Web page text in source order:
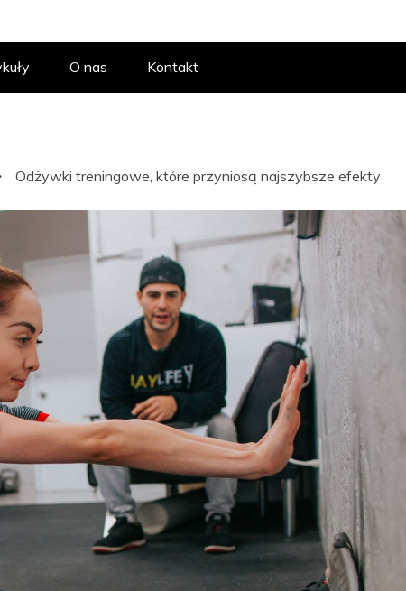
ODŻYWEK
O nas Kontakt
Odżywki treningowe, które przyniosą najszybsze efekty